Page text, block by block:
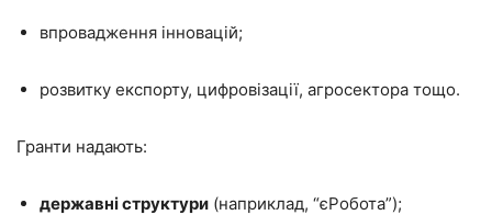
впровадження інновацій;
розвитку експорту, цифровізації, агросектора тощо.
Гранти надають:
державні структури (наприклад, “єРобота”);